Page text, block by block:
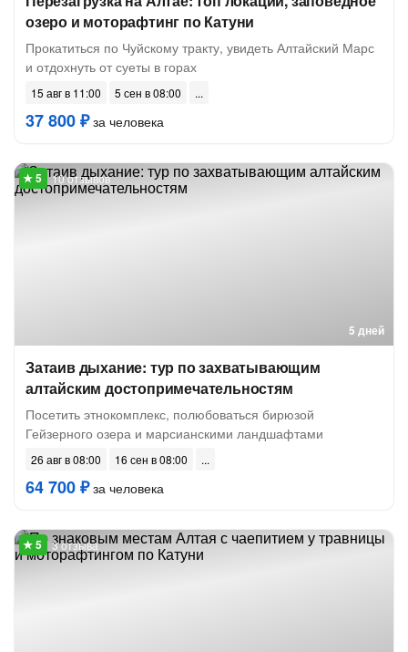
озеро и моторафтинг по Катуни
Прокатиться по Чуйскому тракту, увидеть Алтайский Марс
и отдохнуть от суеты в горах
15 авг в 11:00 5 сен в 08:00
37 800 ₽за человека
5 дней
10 отзывов
Затаив дыхание: тур по захватывающим
алтайским достопримечательностям
Посетить этнокомплекс, полюбоваться бирюзой
Гейзерного озера и марсианскими ландшафтами
26 авг в 08:00 16 сен в 08:00
64 700 ₽за человека
3 отзыва